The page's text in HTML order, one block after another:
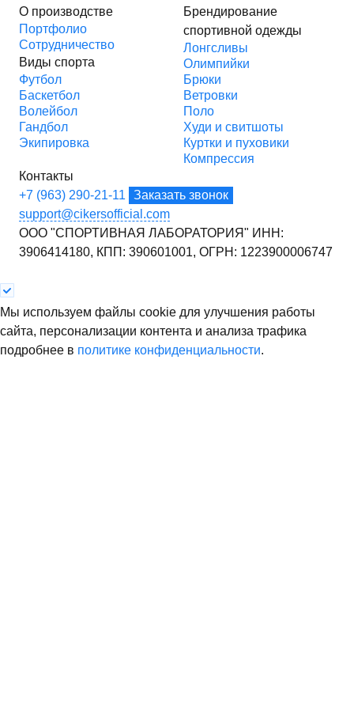
О производстве
Портфолио
Сотрудничество
Виды спорта
Футбол
Баскетбол
Волейбол
Гандбол
Экипировка
Брендирование
спортивной одежды
Лонгсливы
Олимпийки
Брюки
Ветровки
Поло
Худи и свитшоты
Куртки и пуховики
Компрессия
Контакты
+7 (963) 290-21-11
Заказать звонок
support@cikersofficial.com
ООО "СПОРТИВНАЯ ЛАБОРАТОРИЯ" ИНН:
3906414180, КПП: 390601001, ОГРН: 1223900006747
Мы используем файлы cookie для улучшения работы
сайта, персонализации контента и анализа трафика
подробнее в политике конфиденциальности.